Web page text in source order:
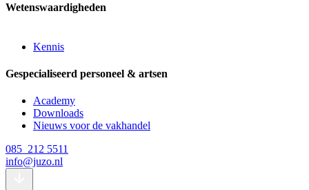
Wetenswaardigheden
Kennis
Gespecialiseerd personeel & artsen
Academy
Downloads
Nieuws voor de vakhandel
085 212 5511
info@juzo.nl